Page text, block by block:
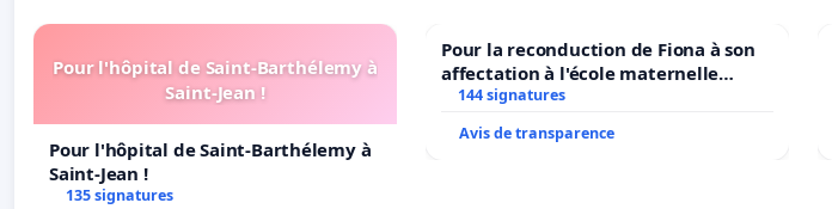
Pour l'hôpital de Saint-Barthélemy à
Saint-Jean !
Pour l'hôpital de Saint-Barthélemy à
Saint-Jean !
135 signatures
Pour la reconduction de Fiona à son
affectation à l'école maternelle
LAMARTINE auprès de Léo N. en
144 signatures
Avis de transparence